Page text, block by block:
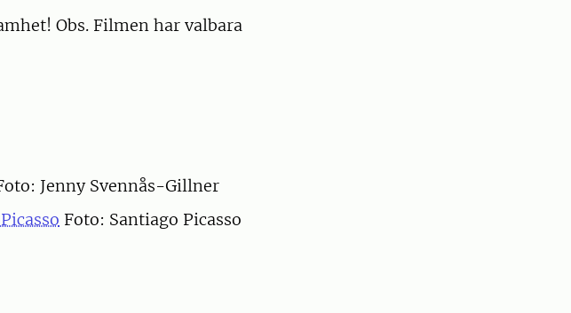
Obs. Filmen har valbara
Jenny Svennås-Gillner
Foto: Santiago Picasso